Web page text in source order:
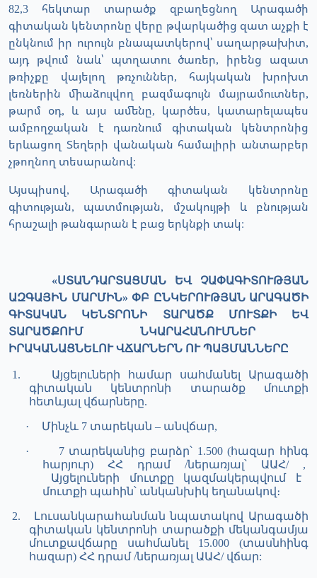
82,3 հեկտար տարածք զբաղեցնող Արագածի
գիտական կենտրոնը վերը թվարկածից զատ աչքի է
ընկնում իր ուրույն բնապատկերով՝ սաղարթախիտ,
այդ թվում նաև՝ պտղատու ծառեր, իրենց ազատ
թռիչքը վայելող թռչուններ, հայկական խրոխտ
լեռներին միաձուլվող բազմագույն մայրամուտներ,
թարմ օդ, և այս ամենը, կարծես, կատարելապես
ամբողջական է դառնում գիտական կենտրոնից
երևացող Տեղերի վանական համալիրի անտարբեր
չթողնող տեսարանով։
Այսպիսով, Արագածի գիտական կենտրոնը
գիտության, պատմության, մշակույթի և բնության
հրաշալի թանգարան է բաց երկնքի տակ։
«ՍՏԱՆԴԱՐՏԱՑՄԱՆ ԵՎ ՉԱՓԱԳԻՏՈՒԹՅԱՆ
ԱԶԳԱՅԻՆ ՄԱՐՄԻՆ» ՓԲ ԸՆԿԵՐՈՒԹՅԱՆԱՐԱԳԱԾԻ
ԳԻՏԱԿԱՆ ԿԵՆՏՐՈՆԻ ՏԱՐԱԾՔ ՄՈՒՏՔԻ ԵՎ
ՏԱՐԱԾՔՈՒՄ ՆԿԱՐԱՀԱՆՈՒՄՆԵՐ
ԻՐԱԿԱՆԱՑՆԵԼՈՒ ՎՃԱՐՆԵՐՆ ՈՒ ՊԱՅՄԱՆՆԵՐԸ
1. Այցելուների համար սահմանել Արագածի
գիտական կենտրոնի տարածքմուտքի
հետևյալ վճարները.
· Մինչև 7 տարեկան – անվճար,
·
7 տարեկանից բարձր՝ 1.500 (հազար հինգ
հարյուր) ՀՀ դրամ /ներառյալ՝ ԱԱՀ/ ,
Այցելուների մուտքը կազմակերպվում է
մուտքի պահին՝ անկանխիկ եղանակով։
2. Լուսանկարահանման նպատակով Արագածի
գիտական կենտրոնի տարածքի մեկանգամյա
մուտքավճարը սահմանել 15.000 (տասնհինգ
հազար) ՀՀ դրամ /ներառյալ ԱԱՀ/ վճար: